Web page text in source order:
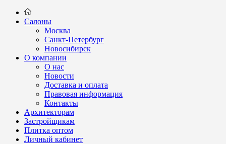
Салоны
Москва
Санкт-Петербург
Новосибирск
О компании
О нас
Новости
Доставка и оплата
Правовая информация
Контакты
Архитекторам
Застройщикам
Плитка оптом
Личный кабинет